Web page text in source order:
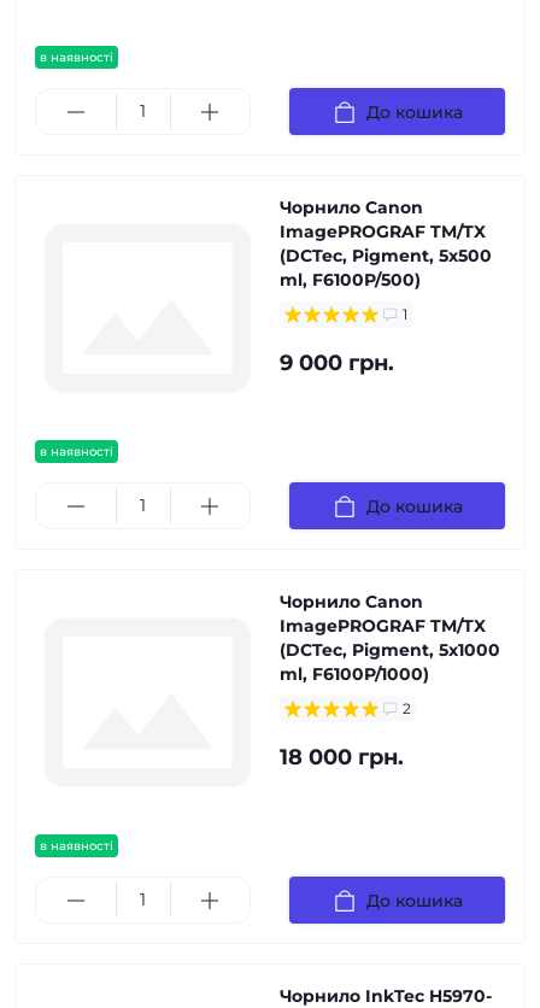
в наявності
До кошика
в наявності
Чорнило Canon
ImagePROGRAF TM/TX
(DCTec, Pigment, 5x500
ml, F6100P/500)
1
9 000 грн.
До кошика
в наявності
Чорнило Canon
ImagePROGRAF TM/TX
(DCTec, Pigment, 5x1000
ml, F6100P/1000)
2
18 000 грн.
До кошика
Чорнило InkTec H5970-